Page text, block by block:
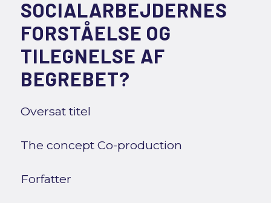
SOCIALARBEJDERNES
FORSTÅELSE OG
TILEGNELSE AF
BEGREBET?
Oversat titel
The concept Co-production
Forfatter